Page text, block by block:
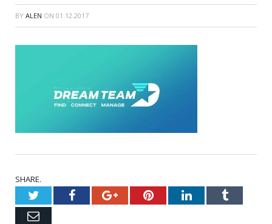
BY ALEN ON 01.12.2017
SHARE.
TwitterFacebookGoogle+PinterestLinkedInTumblr
Email